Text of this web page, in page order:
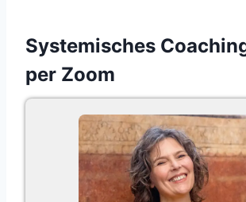
Systemisches
per Zoom